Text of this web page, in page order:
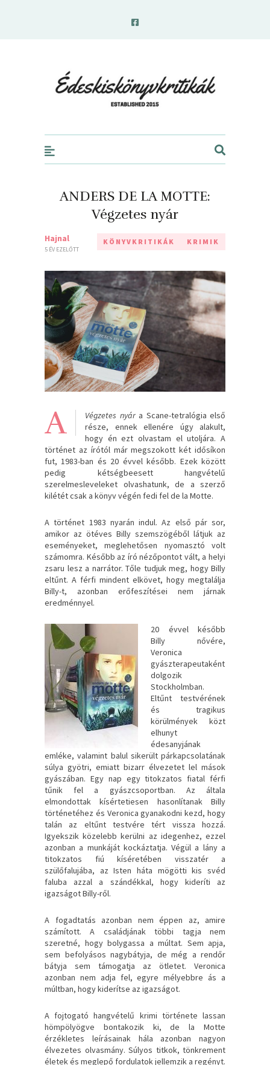
ANDERS DE LA MOTTE:
Végzetes nyár
Hajnal
5 ÉV EZELŐTT
KÖNYVKRITIKÁK KRIMIK
A Végzetes nyára Scane-tetralógia első
része, ennek ellenére úgy alakult,
hogy én ezt olvastam el utoljára. A
történet az írótól már megszokott két idősíkon
fut, 1983-ban és 20 évvel később. Ezek között
pedig kétségbeesett hangvételű
szerelmesleveleket olvashatunk, de a szerző
kilétét csak a könyv végén fedi fel de la Motte.
A történet 1983 nyarán indul. Az első pár sor,
amikor az ötéves Billy szemszögéből látjuk az
eseményeket, meglehetősen nyomasztó volt
számomra. Később az író nézőpontot vált, a helyi
zsaru lesz a narrátor. Tőle tudjuk meg, hogy Billy
eltűnt. A férfi mindent elkövet, hogy megtalálja
Billy-t, azonban erőfeszítései nem járnak
eredménnyel.
20 évvel később
Billy nővére,
Veronica
gyászterapeutaként
dolgozik
Stockholmban.
Eltűnt testvérének
és tragikus
körülmények közt
elhunyt
édesanyjának
emléke, valamint balul sikerült párkapcsolatának
súlya gyötri, emiatt bizarr élvezetet lel mások
gyászában. Egy nap egy titokzatos fiatal férfi
tűnik fel a gyászcsoportban. Az általa
elmondottak kísértetiesen hasonlítanak Billy
történetéhez és Veronica gyanakodni kezd, hogy
talán az eltűnt testvére tért vissza hozzá.
Igyekszik közelebb kerülni az idegenhez, ezzel
azonban a munkáját kockáztatja. Végül a lány a
titokzatos fiú kíséretében visszatér a
szülőfalujába, az Isten háta mögötti kis svéd
faluba azzal a szándékkal, hogy kideríti az
igazságot Billy-ről.
A fogadtatás azonban nem éppen az, amire
számított. A családjának többi tagja nem
szeretné, hogy bolygassa a múltat. Sem apja,
sem befolyásos nagybátyja, de még a rendőr
bátyja sem támogatja az ötletet. Veronica
azonban nem adja fel, egyre mélyebbre ás a
múltban, hogy kiderítse az igazságot.
A fojtogató hangvételű krimi története lassan
hömpölyögve bontakozik ki, de la Motte
érzékletes leírásainak hála azonban nagyon
élvezetes olvasmány. Súlyos titkok, tönkrement
életek és meglepő fordulatok jellemzik a regényt.